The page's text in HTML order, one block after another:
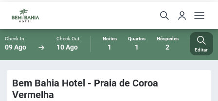
Check-In
09 Ago
Check-Out
10 Ago
Noites
1
Quartos
1
Hóspedes
2 Editar
Bem Bahia Hotel - Praia de Coroa
Vermelha